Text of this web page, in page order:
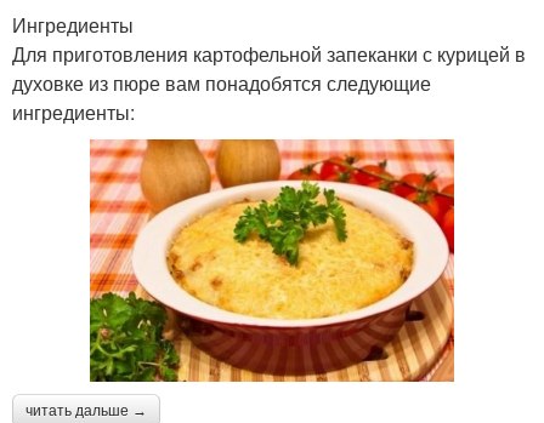
Ингредиенты
Для приготовления картофельной запеканки с курицей в
духовке из пюре вам понадобятся следующие
ингредиенты:
читать дальше →